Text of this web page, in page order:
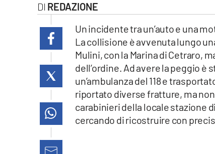
cosenzachannel.it
lacapitalenews.it
REDAZIONE
Un incidente tra un’auto e una
La collisione è avvenuta lungo
Mulini, con la Marina di Cetraro,
dell’ordine. Ad avere la peggio
un’ambulanza del 118 e
riportato diverse fratture, ma
carabinieri della locale stazione
cercando di ricostruire con